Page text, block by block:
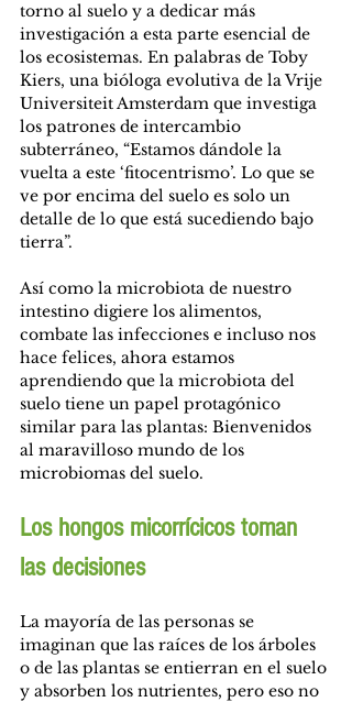
torno al suelo y a dedicar más
investigación a esta parte esencial de
los ecosistemas. En palabras de Toby
Kiers, una bióloga evolutiva de la Vrije
Universiteit Amsterdam que investiga
los patrones de intercambio
subterráneo, “Estamos dándole la
vuelta a este ‘fitocentrismo’. Lo que se
ve por encima del suelo es solo un
detalle de lo que está sucediendo bajo
tierra”.
Así como la microbiota de nuestro
intestino digiere los alimentos,
combate las infecciones e incluso nos
hace felices, ahora estamos
aprendiendo que la microbiota del
suelo tiene un papel protagónico
similar para las plantas: Bienvenidos
al maravilloso mundo de los
microbiomas del suelo.
Los hongos micorrícicos toman
las decisiones
La mayoría de las personas se
imaginan que las raíces de los árboles
o de las plantas se entierran en el suelo
y absorben los nutrientes, pero eso no